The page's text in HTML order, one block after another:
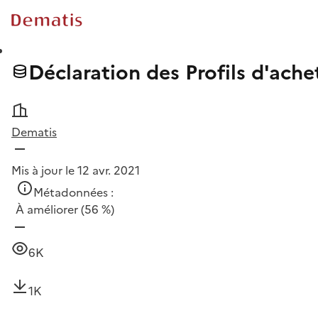
Déclaration des Profils
Dematis
Mis à jour le 12 avr. 2021
Métadonnées :
À améliorer(56 %)
6K
1K